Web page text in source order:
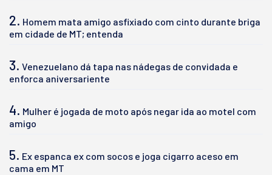
2. Homem mata amigo asfixiado com cinto durante briga
em cidade de MT; entenda
3. Venezuelano dá tapa nas nádegas de convidada e
enforca aniversariente
4. Mulher é jogada de moto após negar ida ao motel com
amigo
5. Ex espanca ex com socos e joga cigarro aceso em
cama em MT